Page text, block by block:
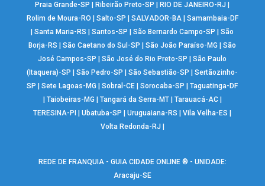
Praia Grande-SP
Ribeirão Preto-SP RIO DE JANEIRO-RJ
Rolim de Moura-RO
Salto-SP SALVADOR-BA| Samambaia-DF
|Santa Maria-RS |Santos-SP |São Bernardo Campo-SP |São
Borja-RS
|São Caetano do Sul-SP |São João Paraíso-MG |São
José Campos-SP
|São José do Rio Preto-SP |São Paulo
(Itaquera)-SP
|São Pedro-SP |São Sebastião-SP |Sertãozinho-
SP
|Sete Lagoas-MG |Sobral-CE |Sorocaba-SP |Taguatinga-DF
Taiobeiras-MG Tangará da Serra-MT| Tarauacá-AC|
TERESINA-PI
|Ubatuba-SP |Uruguaiana-RS |Vila Velha-ES
Volta Redonda-RJ
REDE DE FRANQUIA - GUIA CIDADE ONLINE ® - UNIDADE:
Aracaju-SE